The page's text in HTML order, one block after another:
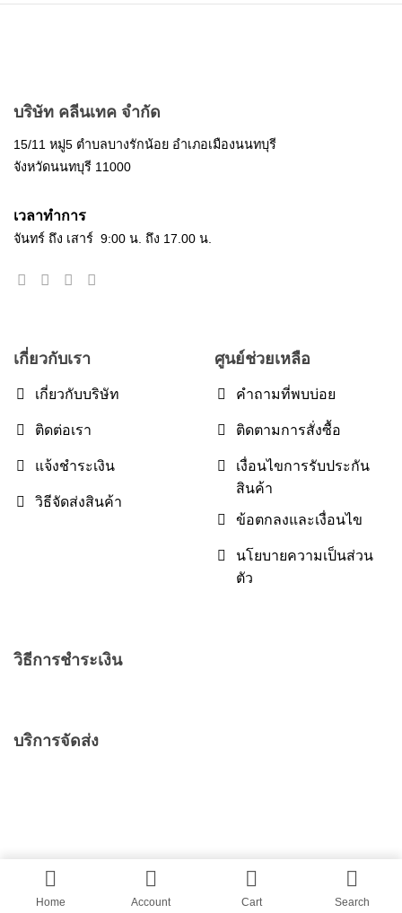
บริษัท คลีนเทค จำกัด
15/11 หมู่5 ตำบลบางรักน้อย อำเภอเมืองนนทบุรี
จังหวัดนนทบุรี 11000
เวลาทำการ
จันทร์ ถึง เสาร์ 9:00 น. ถึง 17.00 น.
เกี่ยวกับเรา
เกี่ยวกับบริษัท
ติดต่อเรา
แจ้งชำระเงิน
วิธีจัดส่งสินค้า
ศูนย์ช่วยเหลือ
คำถามที่พบบ่อย
ติดตามการสั่งซื้อ
เงื่อนไขการรับประกัน
สินค้า
ข้อตกลงและเงื่อนไข
นโยบายความเป็นส่วน
ตัว
วิธีการชำระเงิน
บริการจัดส่ง
© 2026 safelinepet.com Powered by ดีไซน์เทพ
Home Account Cart Search